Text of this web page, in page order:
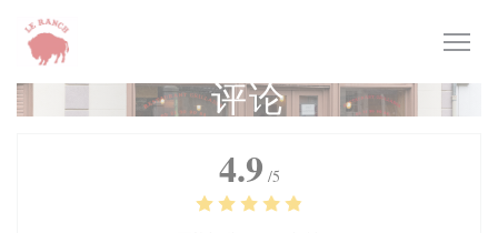
Cookie管理面板
评论
4.9 /5